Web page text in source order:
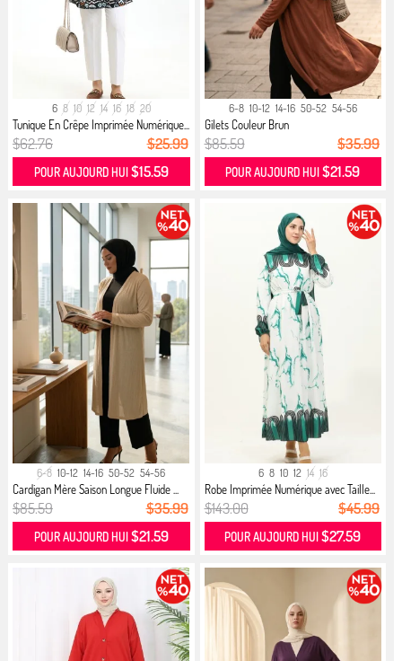
6 8 10 12 14 16 18 20
Tunique En Crêpe Imprimée Numérique...
$62.76 $25.99
POUR AUJOURD HUI$15.59
6-8 10-12 14-16 50-52 54-56
Gilets Couleur Brun
$85.59 $35.99
POUR AUJOURD HUI$21.59
6-8 10-12 14-16 50-52 54-56
Cardigan Mère Saison Longue Fluide ...
$85.59 $35.99
POUR AUJOURD HUI $21.59
6 8 10 12 14 16
Robe Imprimée Numérique avec Taille...
$143.00 $45.99
POUR AUJOURD HUI$27.59